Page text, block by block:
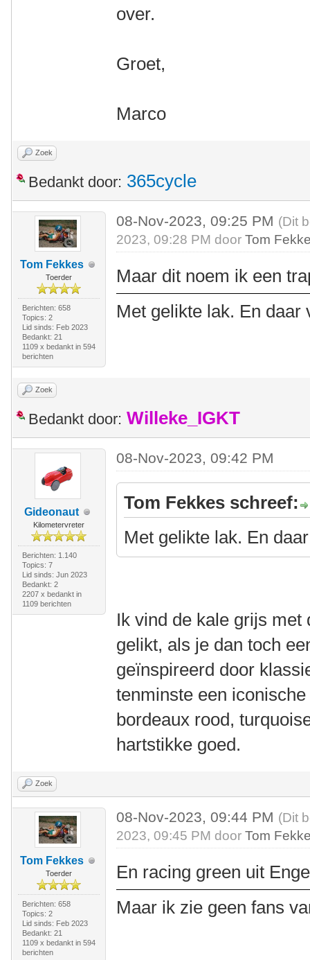
over.
Groet,
Marco
Zoek
Bedankt door: 365cycle
Tom Fekkes
Toerder
Berichten: 658
Topics: 2
Lid sinds: Feb 2023
Bedankt: 21
1109 x bedankt in 594
berichten
08-Nov-2023, 09:25 PM (Dit
2023, 09:28 PM doorTom
Maar dit noem ik een
Met gelikte lak. En daar
Zoek
Bedankt door: Willeke_IGKT
Gideonaut
Kilometervreter
Berichten: 1.140
Topics: 7
Lid sinds: Jun 2023
Bedankt: 2
2207 x bedankt in
1109 berichten
08-Nov-2023, 09:42 PM
Tom Fekkes schreef:
Met gelikte lak. En
Ik vind de kale grijs met
gelikt, als je dan toch
geïnspireerd door
tenminste een
bordeaux rood,
hartstikke goed.
Zoek
Tom Fekkes
Toerder
Berichten: 658
Topics: 2
Lid sinds: Feb 2023
Bedankt: 21
1109 x bedankt in 594
berichten
08-Nov-2023, 09:44 PM (Dit
2023, 09:45 PM doorTom
En racing green uit
Maar ik zie geen fans